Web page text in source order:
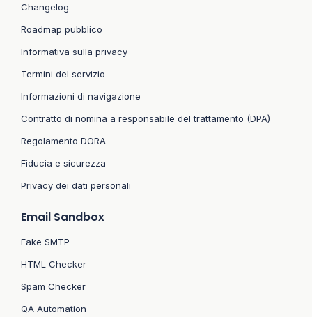
Changelog
Roadmap pubblico
Informativa sulla privacy
Termini del servizio
Informazioni di navigazione
Contratto di nomina a responsabile del trattamento (DPA)
Regolamento DORA
Fiducia e sicurezza
Privacy dei dati personali
Email Sandbox
Fake SMTP
HTML Checker
Spam Checker
QA Automation